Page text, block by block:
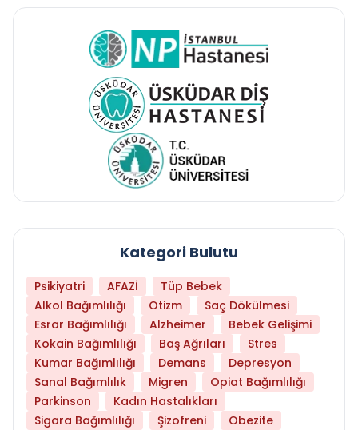
Kategori Bulutu
Psikiyatri AFAZİ
Tüp Bebek
Alkol Bağımlılığı
Otizm
Saç Dökülmesi
Esrar Bağımlılığı
Alzheimer
Bebek Gelişimi
Kokain Bağımlılığı
Baş Ağrıları
Stres
Kumar Bağımlılığı
Demans
Depresyon
Sanal Bağımlılık
Migren
Opiat Bağımlılığı
Parkinson
Kadın Hastalıkları
Sigara Bağımlılığı
Şizofreni Obezite